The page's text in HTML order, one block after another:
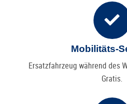
Mobilitäts-
Ersatzfahrzeug während des
Gratis.